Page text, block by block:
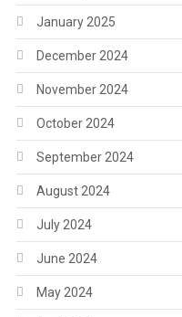
January 2025
December 2024
November 2024
October 2024
September 2024
August 2024
July 2024
June 2024
May 2024